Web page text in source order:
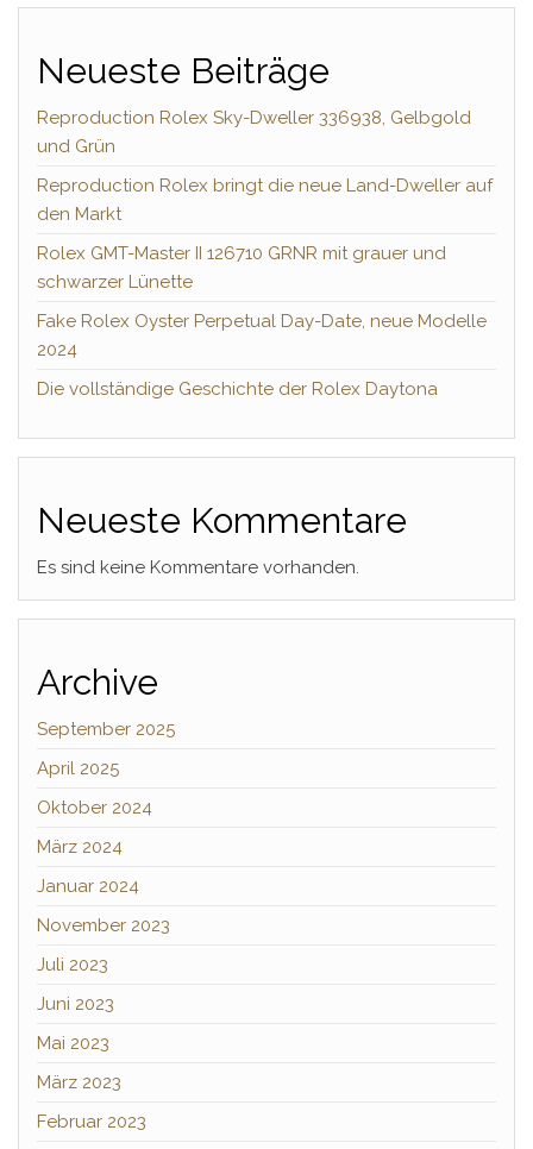
Neueste Beiträge
Reproduction Rolex Sky-Dweller 336938, Gelbgold
und Grün
Reproduction Rolex bringt die neue Land-Dweller auf
den Markt
Rolex GMT-Master II 126710 GRNR mit grauer und
schwarzer Lünette
Fake Rolex Oyster Perpetual Day-Date, neue Modelle
2024
Die vollständige Geschichte der Rolex Daytona
Neueste Kommentare
Es sind keine Kommentare vorhanden.
Archive
September 2025
April 2025
Oktober 2024
März 2024
Januar 2024
November 2023
Juli 2023
Juni 2023
Mai 2023
März 2023
Februar 2023